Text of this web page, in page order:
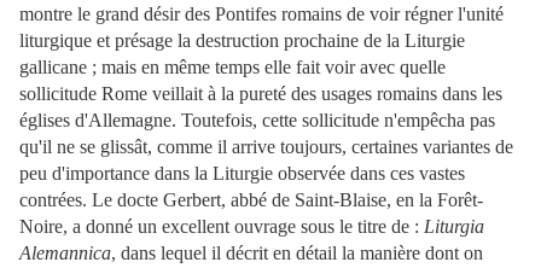
montre le grand désir des Pontifes romains de voir régner l'unité
liturgique et présage la destruction prochaine de la Liturgie
gallicane ; mais en même temps elle fait voir avec quelle
sollicitude Rome veillait à la pureté des usages romains dans les
églises d'Allemagne. Toutefois, cette sollicitude n'empêcha pas
qu'il ne se glissât, comme il arrive toujours, certaines variantes de
peu d'importance dans la Liturgie observée dans ces vastes
contrées. Le docte Gerbert, abbé de Saint-Blaise, en la Forêt-
Noire, a donné un excellent ouvrage sous le titre de : Liturgia
Alemannica, dans lequel il décrit en détail la manière dont on